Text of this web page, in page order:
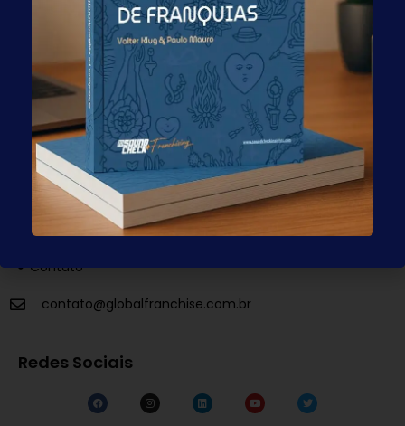
Responsável:
Paulo Mauro
contato@globalfranchise.com.br
Telefone: (11) 98181-0343
Filial EUA:
66 W Flager Street – 9th Floor, FL 33130 USA
Telefone+1 (786) 704-8977
Atendimento
Contato
contato@globalfranchise.com.br
Redes Sociais